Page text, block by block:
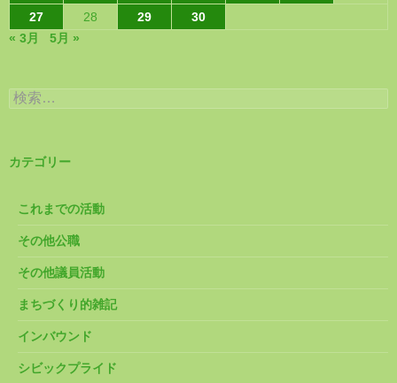
27
28 29
30
« 3月
5月 »
検
索:
カテゴリー
これまでの活動
その他公職
その他議員活動
まちづくり的雑記
インバウンド
シビックプライド